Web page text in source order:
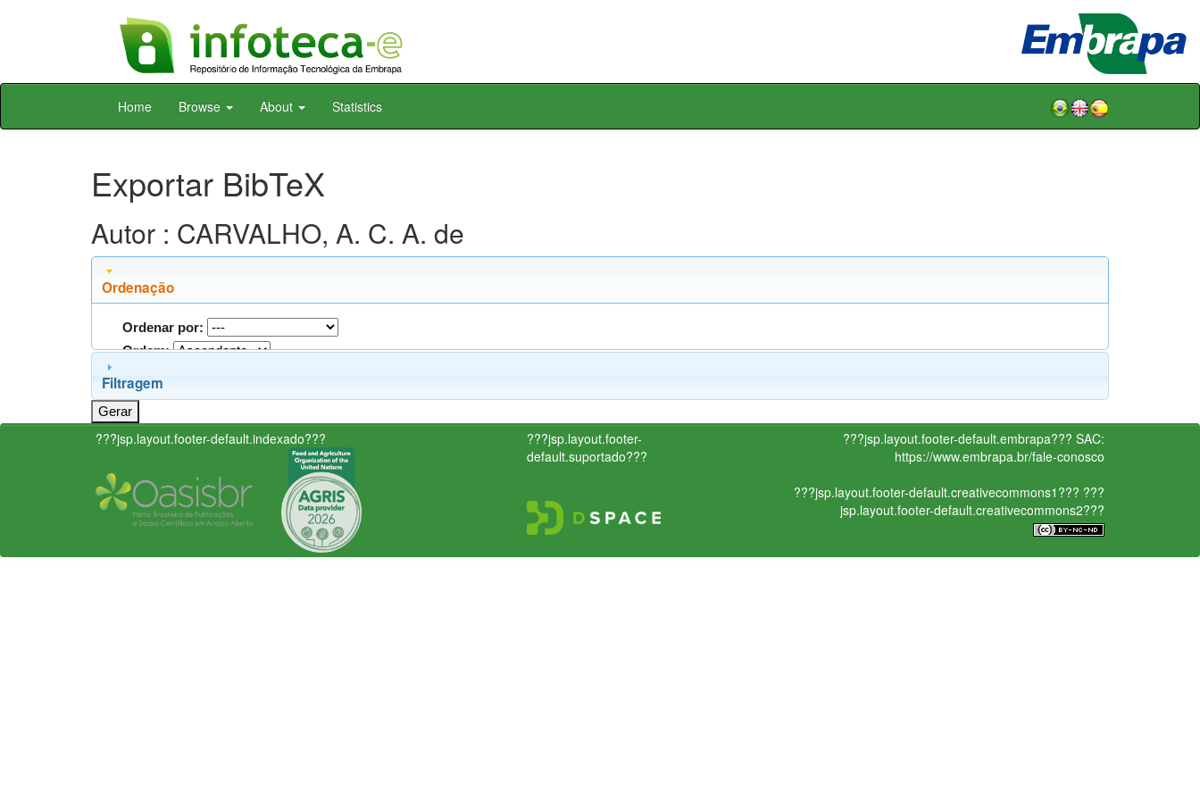
Skip
Home Browse About Statistics
Exportar BibTeX
Autor : CARVALHO, A. C. A. de
Ordenação
Ordenar por:
Ordem:
Filtragem
???jsp.layout.footer-default.indexado???
???jsp.layout.footer-
default.suportado???
???jsp.layout.footer-default.embrapa??? SAC:
https://www.embrapa.br/fale-conosco
???jsp.layout.footer-default.creativecommons1??? ???
jsp.layout.footer-default.creativecommons2???